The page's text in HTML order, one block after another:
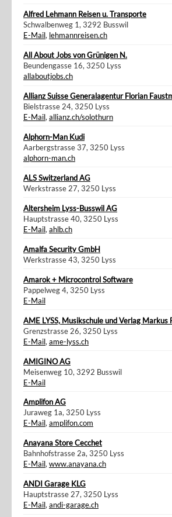
Alfred Lehmann Reisen u. Transporte
Schwalbenweg 1, 3292 Busswil
E-Mail, lehmannreisen.ch
All About Jobs von Grünigen N.
Beundengasse 16, 3250 Lyss
allaboutjobs.ch
Allianz Suisse Generalagentur Florian
Bielstrasse 24, 3250 Lyss
E-Mail, allianz.ch/solothurn
Alphorn-Man Kudi
Aarbergstrasse 37, 3250 Lyss
alphorn-man.ch
ALS Switzerland AG
Werkstrasse 27, 3250 Lyss
Altersheim Lyss-Busswil AG
Hauptstrasse 40, 3250 Lyss
E-Mail, ahlb.ch
Amalfa Security GmbH
Werkstrasse 43, 3250 Lyss
Amarok + Microcontrol Software
Pappelweg 4, 3250 Lyss
E-Mail
AME LYSS, Musikschule und Verlag Markus
Grenzstrasse 26, 3250 Lyss
E-Mail, ame-lyss.ch
AMIGINO AG
Meisenweg 10, 3292 Busswil
E-Mail
Amplifon AG
Juraweg 1a, 3250 Lyss
E-Mail,amplifon.com
Anayana Store Cecchet
Bahnhofstrasse 2a, 3250 Lyss
E-Mail,www.anayana.ch
ANDI Garage KLG
Hauptstrasse 27, 3250 Lyss
E-Mail,andi-garage.ch